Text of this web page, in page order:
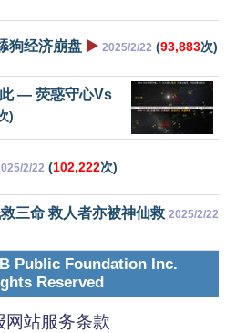
狗经济崩盘 ▶️ 2025/2/22 (93,883次)
— 荧惑守心Vs
)
2/22 (102,222次)
三命 救人者亦被神仙救 2025/2/22
Public Foundation Inc.
Reserved
网站服务条款